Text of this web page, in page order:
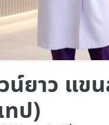
น์ยาว แข
ทป)